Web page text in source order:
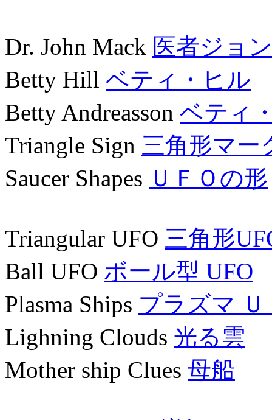
Dr. John Mack 医者ジョ
Betty Hill ベティ・ヒル
Betty Andreasson ベティ
Triangle Sign 三角形マー
Saucer Shapes ＵＦＯの形
Triangular UFO 三角形
Ball UFO ボール型 UFO
Plasma Ships プラズマ Ｕ
Lighning Clouds 光る雲
Mother ship Clues 母船